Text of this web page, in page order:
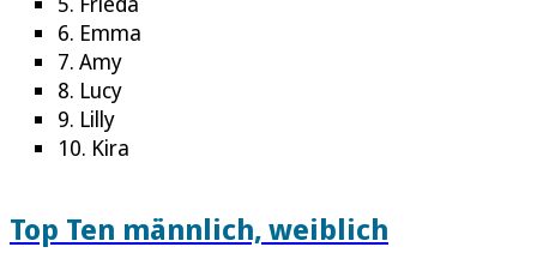
6. Emma
7. Amy
8. Lucy
9. Lilly
10. Kira
Top Ten männlich, weiblich